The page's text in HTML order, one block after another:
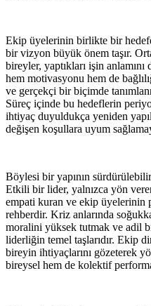
Ekip üyelerinin birlikte bir
bir vizyon büyük önem taşır.
bireyler, yaptıkları işin
hem motivasyonu hem de
ve gerçekçi bir biçimde
Süreç içinde bu hedeflerin
ihtiyaç duyuldukça yeniden
değişen koşullara uyum
Böylesi bir yapının
Etkili bir lider, yalnızca yön
empati kuran ve ekip üyelerinin
rehberdir. Kriz anlarında
moralini yüksek tutmak ve adil
liderliğin temel taşlarıdır. Ekip
bireyin ihtiyaçlarını gözeterek
bireysel hem de kolektif